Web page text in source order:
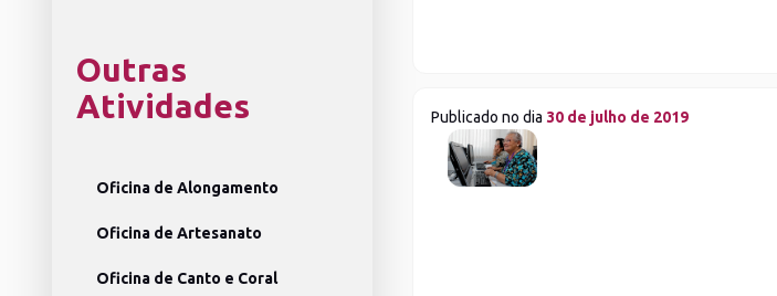
Outras
Atividades
Oficina de Alongamento
Oficina de Artesanato
Oficina de Canto e Coral
Publicado no dia 30 de julho de 2019